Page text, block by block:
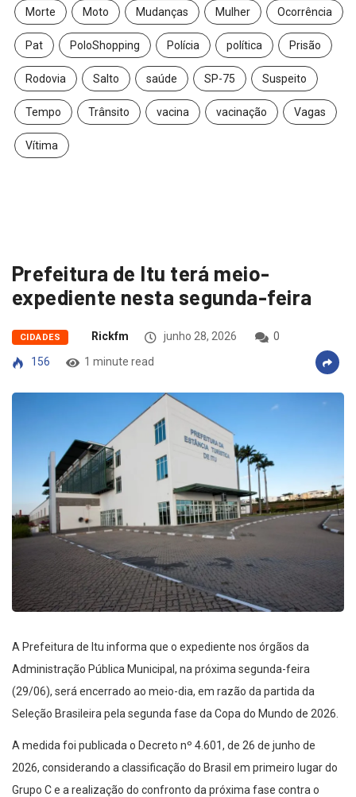
Morte Moto Mudanças Mulher Ocorrência
Pat PoloShopping Polícia política Prisão
Rodovia Salto saúde SP-75 Suspeito
Tempo Trânsito vacina vacinação Vagas
Vítima
Prefeitura de Itu terá meio-
expediente nesta segunda-feira
CIDADES Rickfm junho 28, 2026
0
156
1 minute read
A Prefeitura de Itu informa que o expediente nos órgãos da
Administração Pública Municipal, na próxima segunda-feira
(29/06), será encerrado ao meio-dia, em razão da partida da
Seleção Brasileira pela segunda fase da Copa do Mundo de 2026.
A medida foi publicada o Decreto nº 4.601, de 26 de junho de
2026, considerando a classificação do Brasil em primeiro lugar do
Grupo C e a realização do confronto da próxima fase contra o